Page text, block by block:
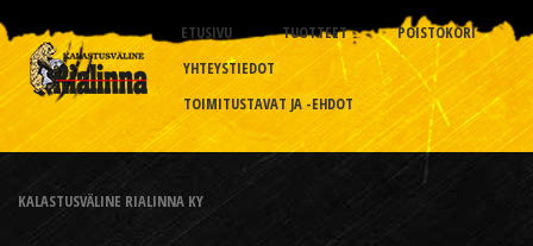
ETUSIVU TUOTTEET
POISTOKORI
YHTEYSTIEDOT
TOIMITUSTAVAT JA -EHDOT
KALASTUSVÄLINE RIALINNA KY